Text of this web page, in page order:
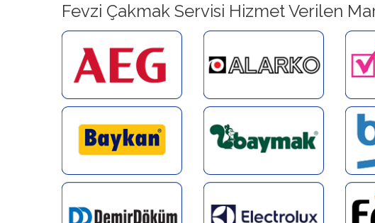
Fevzi Çakmak Servisi Hizmet Verilen